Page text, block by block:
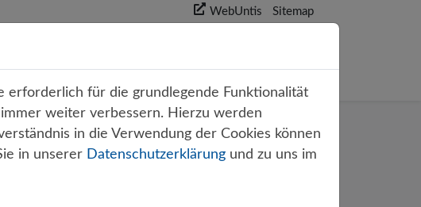
WebUntis Sitemap
erforderlich für die grundlegende Funktionalität
weiter verbessern. Hierzu werden
in die Verwendung der Cookies können
in unserer Datenschutzerklärung und zu uns im